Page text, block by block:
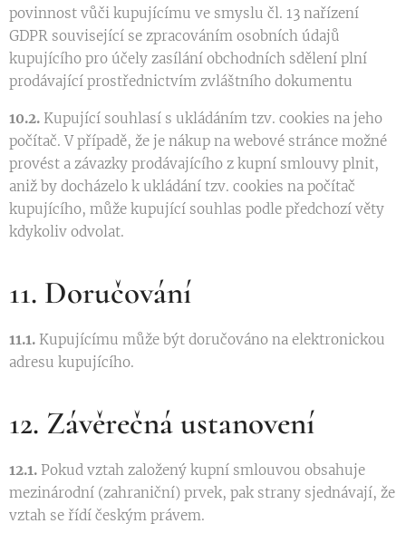
povinnost vůči kupujícímu ve smyslu čl. 13 nařízení
GDPR související se zpracováním osobních údajů
kupujícího pro účely zasílání obchodních sdělení plní
prodávající prostřednictvím zvláštního dokumentu
10.2. Kupující souhlasí s ukládáním tzv. cookies na jeho
počítač. V případě, že je nákup na webové stránce možné
provést a závazky prodávajícího z kupní smlouvy plnit,
aniž by docházelo k ukládání tzv. cookies na počítač
kupujícího, může kupující souhlas podle předchozí věty
kdykoliv odvolat.
11. Doručování
11.1. Kupujícímu může být doručováno na elektronickou
adresu kupujícího.
12. Závěrečná ustanovení
12.1. Pokud vztah založený kupní smlouvou obsahuje
mezinárodní (zahraniční) prvek, pak strany sjednávají, že
vztah se řídí českým právem.